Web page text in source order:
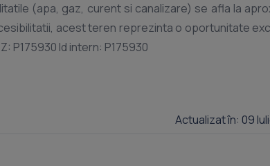
(apa, gaz, curent si canalizare) se afla la
acest teren reprezinta o oportunitate
Actualizat în: 09